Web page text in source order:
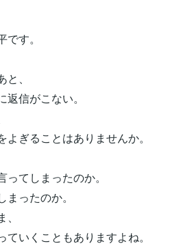
す。
、
信がこない。
ぎることはありませんか。
てしまったのか。
ったのか。
いくこともありますよね。